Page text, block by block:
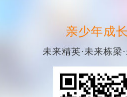
亲少年成
未来精英·未来栋梁